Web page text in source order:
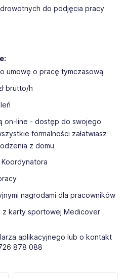
do podjęcia pracy
umowę o pracę tymczasową
brutto/h
on-line - dostęp do swojego
formalności załatwiasz
z domu
nagrodami dla pracowników
z karty sportowej Medicover
aplikacyjnego lub o kontakt
878 088